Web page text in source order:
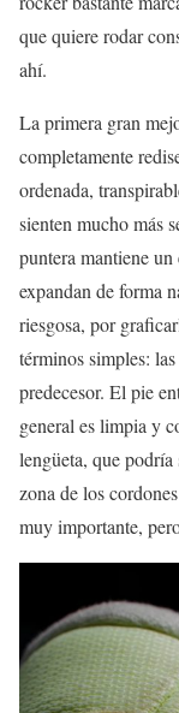
que quiere rodar
ahí.
La primera gran
completamente
ordenada,
sienten mucho más
puntera mantiene
expandan de forma
riesgosa, por
términos simples:
predecesor. El pie
general es limpia y
lengüeta, que
zona de los
muy importante,